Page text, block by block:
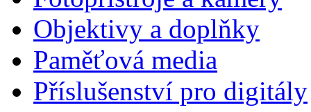
Objektivy a doplňky
Paměťová media
Příslušenství pro digitály